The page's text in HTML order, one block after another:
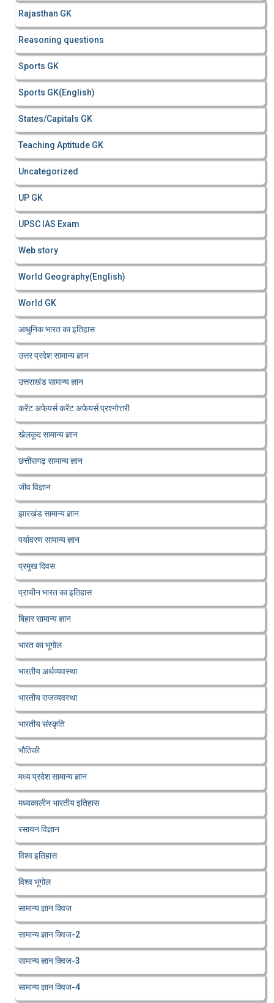
Rajasthan GK
Reasoning questions
Sports GK
Sports GK(English)
States/Capitals GK
Teaching Aptitude GK
Uncategorized
UP GK
UPSC IAS Exam
Web story
World Geography(English)
World GK
आधुनिक भारत का इतिहास
उत्तर प्रदेश सामान्य ज्ञान
उत्तराखंड सामान्य ज्ञान
करेंट अफेयर्स करेंट अफेयर्स प्रश्नोत्तरी
खेलकूद सामान्य ज्ञान
छत्तीसगढ़ सामान्य ज्ञान
जीव विज्ञान
झारखंड सामान्य ज्ञान
पर्यावरण सामान्य ज्ञान
प्रमुख दिवस
प्राचीन भारत का इतिहास
बिहार सामान्य ज्ञान
भारत का भूगोल
भारतीय अर्थव्यवस्था
भारतीय राजव्यवस्था
भारतीय संस्कृति
भौतिकी
मध्य प्रदेश सामान्य ज्ञान
मध्यकालीन भारतीय इतिहास
रसायन विज्ञान
विश्व इतिहास
विश्व भूगोल
सामान्य ज्ञान क्विज
सामान्य ज्ञान क्विज-2
सामान्य ज्ञान क्विज-3
सामान्य ज्ञान क्विज-4